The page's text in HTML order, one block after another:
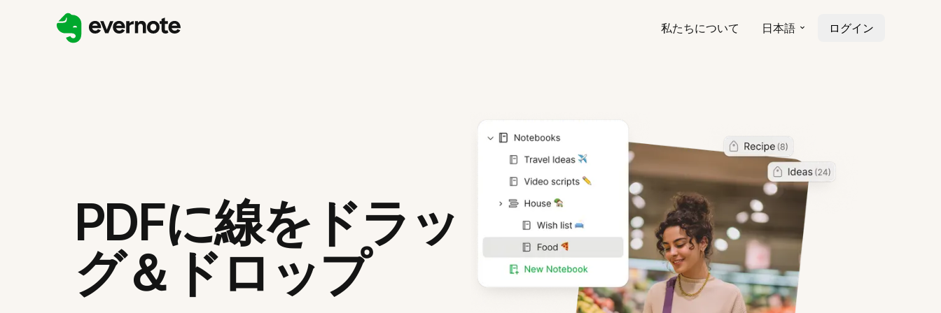
私たちについて 日本語 ログイン
PDFに線をドラッ
グ＆ドロップ